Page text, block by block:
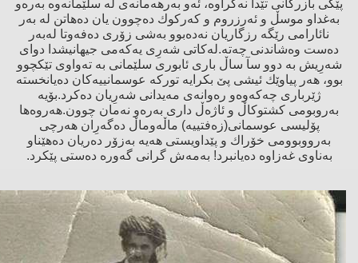
پێكى بازرگانى تێدا نەكراوە، ئەو بەرهەمانەى لە سلێمانەوە بەرەو
بەغداو موسڵ و ئەرزروم و كەركوك دەچوون یان دەهاتن لە بەر
نائارامى رێگە رزگاریان نەدەبوو بەشى زۆرى دەفەوتا لەبەر
دەست وەشاندنى چەتە.لەكاتى شەرِى یەكەمى جیهانیشدا دواى
شەرِیش بە دوو سآ ساڵ بارى ئابورى سلێمانى بە تەواوى تێكچوو
بوو، هەر پیاوێك ئیشى پێ بكرایە توركە عوسمانییەكان دەیانخستە
ژێربارى چەكەوەو رەوانەى مەیدانى شەرِیان دەكرد.بۆیە
بەروبومى كشتوكاڵ و ئاژەڵ دارى بەرەو نەمان چوون.هەروەها
پۆلیسى عوسمانى(زەفتییە) ماڵەوماڵ دەگەرِان هەرچى
بەرووبوومى خۆراك و پێداویستى هەیە بەزۆر دەریان دەهێناو
بەناوى غەزاوە دەیانبرد! بەمەش گرانى گەورە دەستى پێكرد.